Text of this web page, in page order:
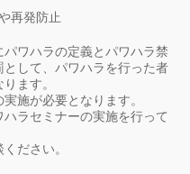
再発防止
ワハラの定義とパワハラ禁
して、パワハラを行った者
ます。
施が必要となります。
ラセミナーの実施を行って
ださい。